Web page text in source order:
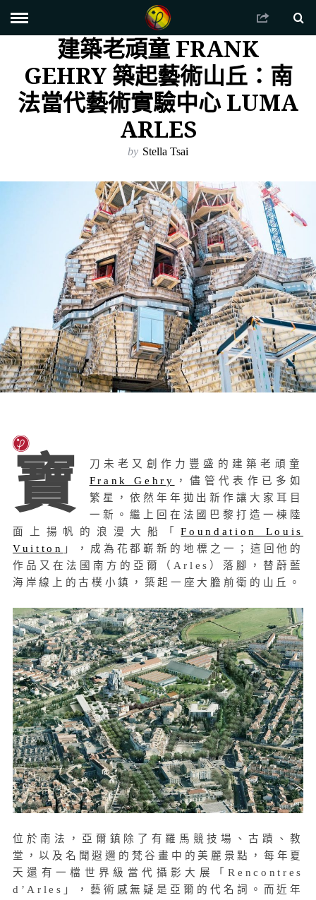
建築老頑童 FRANK
GEHRY 築起藝術山丘：南
法當代藝術實驗中心 LUMA
ARLES
by Stella Tsai
寶
刀未老又創作力豐盛的建築老頑童
Frank Gehry
，儘管代表作已多如
繁星，依然年年拋出新作讓大家耳目
一新。繼上回在法國巴黎打造一棟陸
面上揚帆的浪漫大船「Foundation Louis
Vuitton 」，成為花都嶄新的地標之一；這回他的
作品又在法國南方的亞爾（Arles）落腳，替蔚藍
海岸線上的古樸小鎮，築起一座大膽前衛的山丘。
位於南法，亞爾鎮除了有羅馬競技場、古蹟、教
堂，以及名聞遐邇的梵谷畫中的美麗景點，每年夏
天還有一檔世界級當代攝影大展「Rencontres
d’Arles」，藝術感無疑是亞爾的代名詞。而近年